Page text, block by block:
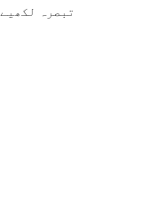
تبصرہ لکھیے